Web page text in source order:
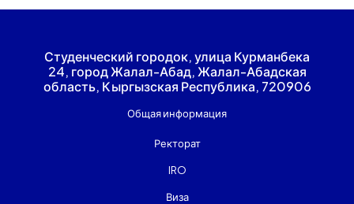
Студенческий городок, улица Курманбека
24, город Жалал-Абад, Жалал-Абадская
область, Кыргызская Республика, 720906
Общая информация
Ректорат
IRO
Виза